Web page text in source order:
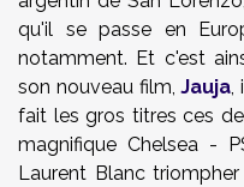
qu'il se passe en
notamment. Et c'est
son nouveau film,Jauja,
fait les gros titres ces
magnifique Chelsea -
Laurent Blanc